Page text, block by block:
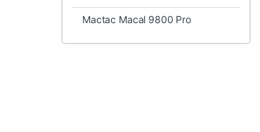
Mactac Macal 9800 Pro